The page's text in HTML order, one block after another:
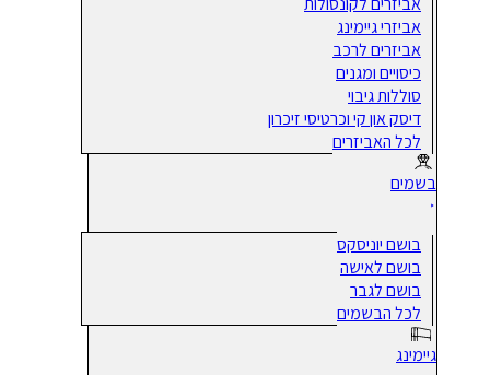
אביזרי גיימינג
אביזרים לרכב
כיסויים ומגנים
סוללות גיבוי
דיסק און קי וכרטיסי זיכרון
לכל האביזרים
בשמים
בושם יוניסקס
בושם לאישה
בושם לגבר
לכל הבשמים
גיימינג